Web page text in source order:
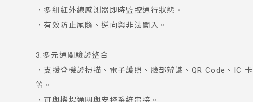
．多組紅外線感測器即時監控通行狀態。
．有效防止尾隨、逆向與非法闖入。
3.多元通關驗證整合
．支援登機證掃描、電子護照、臉部辨識、QR Code、IC 卡
等。
．可與機場通關與安控系統串接。